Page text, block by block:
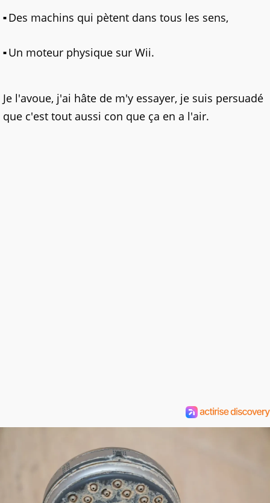
Des machins qui pètent dans tous les sens,
Un moteur physique sur Wii.
Je l'avoue, j'ai hâte de m'y essayer, je suis persuadé
que c'est tout aussi con que ça en a l'air.